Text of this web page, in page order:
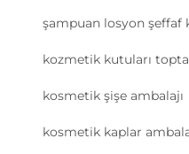
şampuan losyon şeffaf
kozmetik kutuları
kosmetik şişe ambalajı
kosmetik kaplar